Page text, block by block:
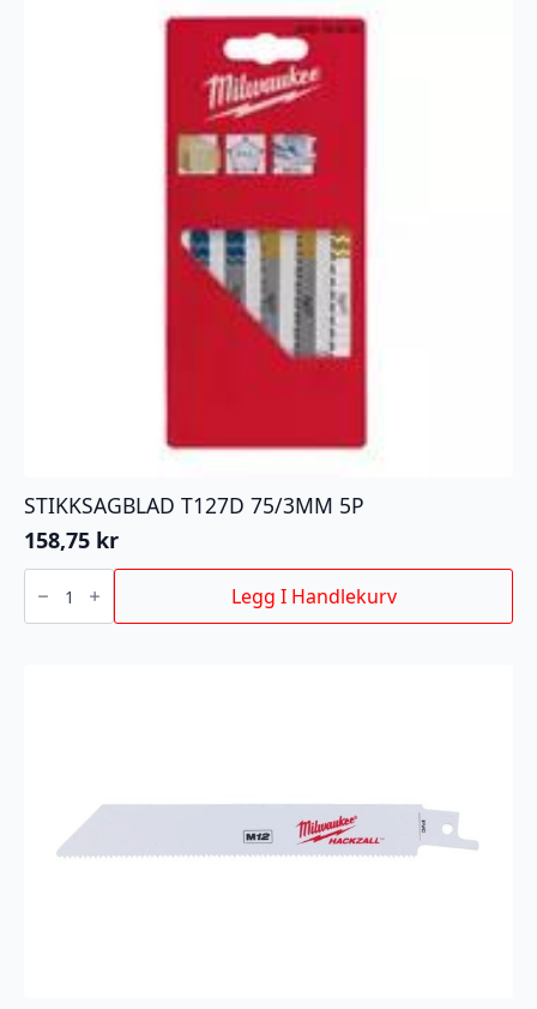
STIKKSAGBLAD T127D 75/3MM 5P
158,75 kr
STIKKSAGBLAD
T127D
75/3MM
5P
Legg I Handlekurv